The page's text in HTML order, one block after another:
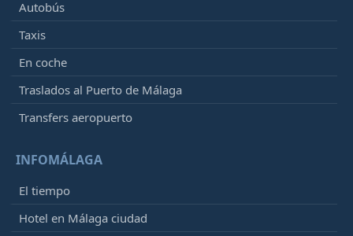
Autobús
Taxis
En coche
Traslados al Puerto de Málaga
Transfers aeropuerto
INFOMÁLAGA
El tiempo
Hotel en Málaga ciudad